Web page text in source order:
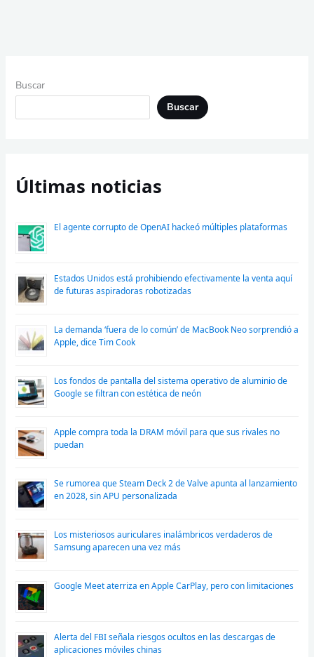
Buscar
Buscar
Últimas noticias
El agente corrupto de OpenAI hackeó múltiples plataformas
Estados Unidos está prohibiendo efectivamente la venta aquí
de futuras aspiradoras robotizadas
La demanda ‘fuera de lo común’ de MacBook Neo sorprendió a
Apple, dice Tim Cook
Los fondos de pantalla del sistema operativo de aluminio de
Google se filtran con estética de neón
Apple compra toda la DRAM móvil para que sus rivales no
puedan
Se rumorea que Steam Deck 2 de Valve apunta al lanzamiento
en 2028, sin APU personalizada
Los misteriosos auriculares inalámbricos verdaderos de
Samsung aparecen una vez más
Google Meet aterriza en Apple CarPlay, pero con limitaciones
Alerta del FBI señala riesgos ocultos en las descargas de
aplicaciones móviles chinas